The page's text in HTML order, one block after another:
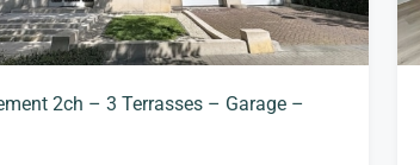
2ch – 3 Terrasses – Garage –